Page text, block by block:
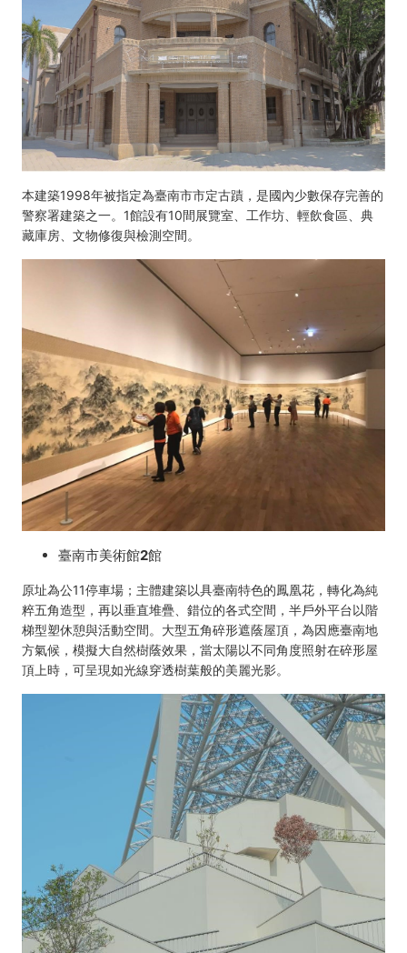
本建築1998年被指定為臺南市市定古蹟，是國內少數保存完善的
警察署建築之一。1館設有10間展覽室、工作坊、輕飲食區、典
藏庫房、文物修復與檢測空間。
臺南市美術館2館
原址為公11停車場；主體建築以具臺南特色的鳳凰花，轉化為純
粹五角造型，再以垂直堆疊、錯位的各式空間，半戶外平台以階
梯型塑休憩與活動空間。大型五角碎形遮蔭屋頂，為因應臺南地
方氣候，模擬大自然樹蔭效果，當太陽以不同角度照射在碎形屋
頂上時，可呈現如光線穿透樹葉般的美麗光影。